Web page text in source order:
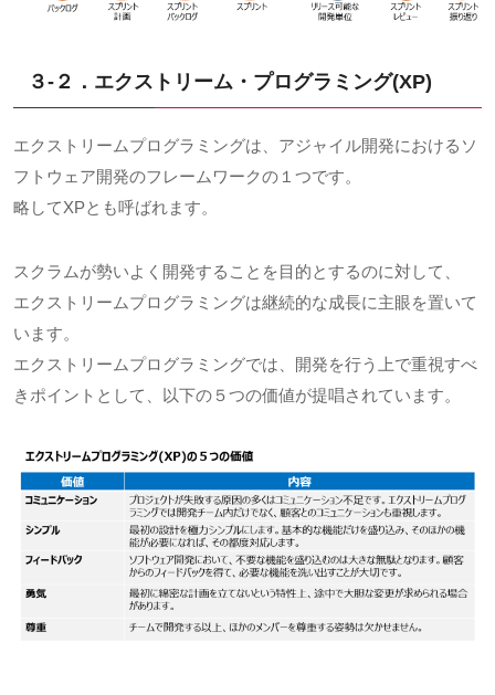
３-２．エクストリーム・プログラミング(XP)
エクストリームプログラミングは、アジャイル開発におけるソ
フトウェア開発のフレームワークの１つです。
略してXPとも呼ばれます。
スクラムが勢いよく開発することを目的とするのに対して、
エクストリームプログラミングは継続的な成長に主眼を置いて
います。
エクストリームプログラミングでは、開発を行う上で重視すべ
きポイントとして、以下の５つの価値が提唱されています。